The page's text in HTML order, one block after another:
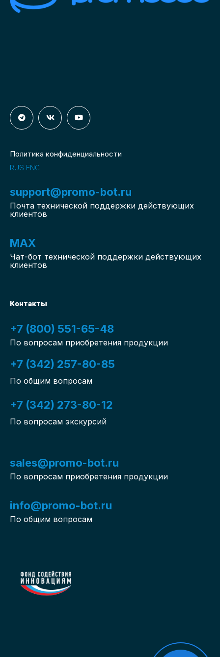
Политика конфиденциальности
RUS ENG
support@promo-bot.ru
Почта технической поддержки действующих
клиентов
MAX
Чат-бот технической поддержки действующих
клиентов
Контакты
+7 (800) 551-65-48
По вопросам приобретения продукции
+7 (342) 257-80-85
По общим вопросам
+7 (342) 273-80-12
По вопросам экскурсий
sales@promo-bot.ru
По вопросам приобретения продукции
info@promo-bot.ru
По общим вопросам